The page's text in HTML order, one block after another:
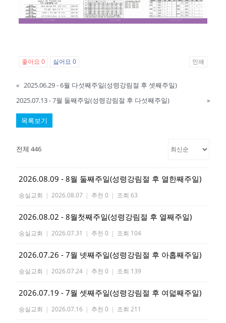
좋아요0 싫어요0 인쇄
« 2025.06.29 - 6월 다섯째주일(성령강림절 후 셋째주일)
2025.07.13 - 7월 둘째주일(성령강림절 후 다섯째주일)
»
목록보기
전체 446
2026.08.09 - 8월 둘째주일(성령강림절 후 열한째주일)
숭실교회 | 2026.08.07 | 추천 0 | 조회 63
2026.08.02 - 8월첫째주일(성령강림절 후 열째주일)
숭실교회 | 2026.07.31 | 추천 0 | 조회 104
2026.07.26 - 7월 넷째주일(성령강림절 후 아홉째주일)
숭실교회 | 2026.07.24 | 추천 0 | 조회 139
2026.07.19 - 7월 셋째주일(성령강림절 후 여덟째주일)
숭실교회 | 2026.07.16 | 추천 0 | 조회 211